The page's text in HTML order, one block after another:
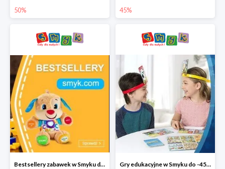
50% 45%
Bestsellery zabawek w Smyku do -45% Gry edukacyjne w Smyku do -45%